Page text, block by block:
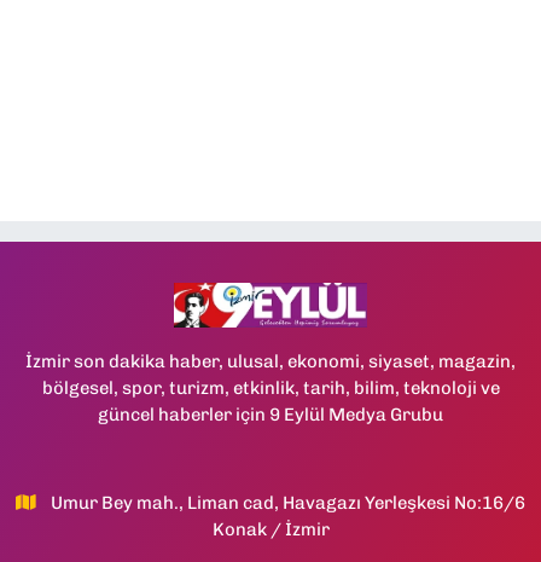
İzmir son dakika haber, ulusal, ekonomi, siyaset, magazin,
bölgesel, spor, turizm, etkinlik, tarih, bilim, teknoloji ve
güncel haberler için 9 Eylül Medya Grubu
Umur Bey mah., Liman cad, Havagazı Yerleşkesi No:16/6
Konak / İzmir